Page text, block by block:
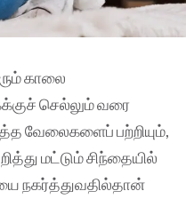
காலை
செல்லும் வரை
வேலைகளைப் பற்றியும்,
மட்டும் சிந்தையில்
நகர்த்துவதில்தான்